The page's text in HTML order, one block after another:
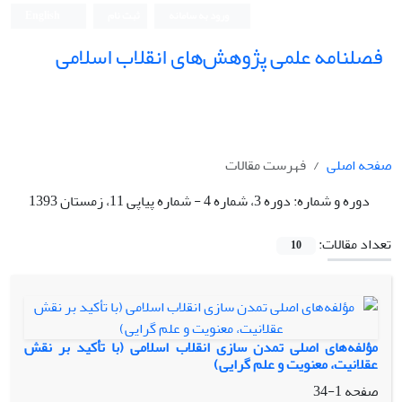
فصلنامه علمی پژوهش‌های انقلاب اسلامی
صفحه اصلی
فهرست مقالات
دوره و شماره:دوره 3، شماره 4 - شماره پیاپی 11، زمستان 1393
تعداد مقالات:
10
مؤلفه‌های اصلی تمدن سازی انقلاب اسلامی (با تأکید بر نقش
عقلانیت، معنویت و علم گرایی)
صفحه1-34